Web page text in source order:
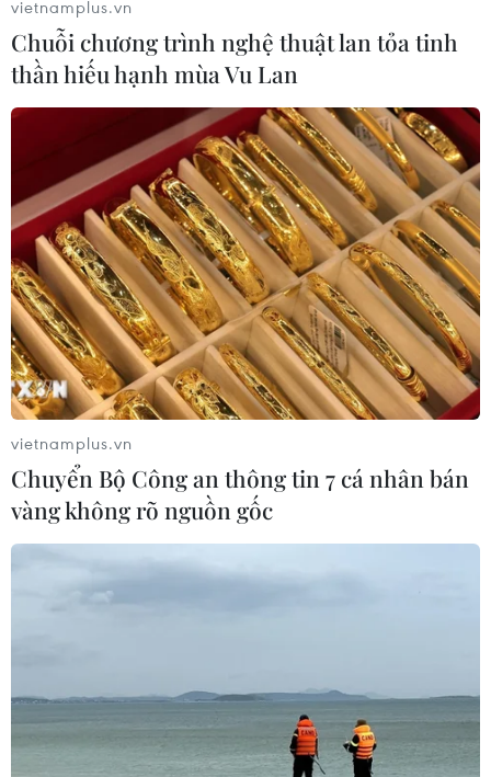
Thổ Nhĩ Kỳ ủng hộ một lệnh ngừng bắn tại
Libya do LHQ bảo trợ
11/06/2020 13:13
Thổ Nhĩ Kỳ cũng cho rằng Mỹ cần đóng một vai trò tích
cực hơn ở Libya trong việc đạt được một lệnh ngừng
bắn lẫn nhau trong cuộc đàm phán chính trị.
vietnamplus.vn
Chuỗi chương trình nghệ thuật lan tỏa tinh
thần hiếu hạnh mùa Vu Lan
vietnamplus.vn
Chuyển Bộ Công an thông tin 7 cá nhân bán
vàng không rõ nguồn gốc